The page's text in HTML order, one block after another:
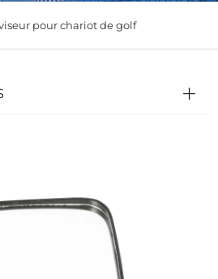
pour chariot de golf